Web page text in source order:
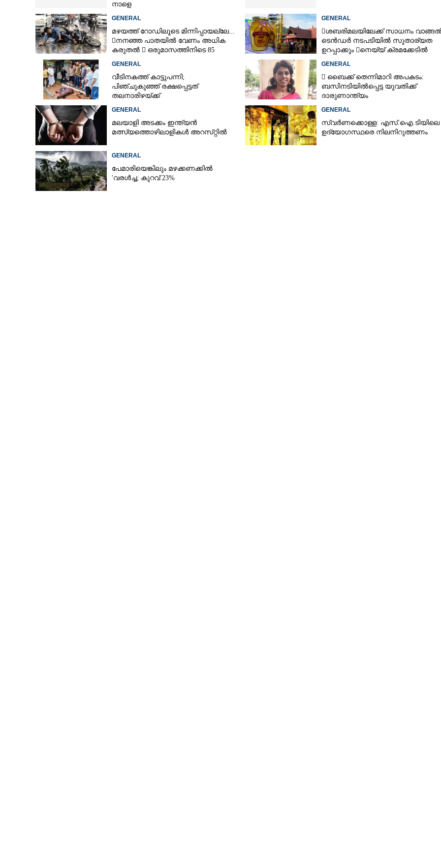
നാളെ
GENERAL
മഴയത്ത് റോഡിലൂടെ മിന്നിപ്പായല്ലേ...
നനഞ്ഞ പാതയിൽ വേണം അധിക
കരുതൽ  ഒരുമാസത്തിനിടെ 85
GENERAL
ശബരിമലയിലേക്ക് സാധനം
ടെൻ‌ഡർ നടപടിയിൽ സുതാര്യത
ഉറപ്പാക്കും നെയ്യ് ക്രമക്കേടിൽ
GENERAL
വീടിനകത്ത് കാട്ടുപന്നി;
പിഞ്ചുകുഞ്ഞ് രക്ഷപ്പെട്ടത്
തലനാരിഴയ്ക്ക്
GENERAL
 ബൈക്ക് തെന്നിമാറി അപകടം:
ബസിനടിയിൽപ്പെട്ട യുവതിക്ക്
ദാരുണാന്ത്യം
GENERAL
മലയാളി അടക്കം ഇന്ത്യൻ
മത്സ്യത്തൊഴിലാളികൾ അറസ്‌റ്റിൽ
GENERAL
സ്വർണക്കൊള്ള: എസ്.ഐ.ടിയിലെ
ഉദ്യോഗസ്ഥരെ നിലനിറുത്തണം
GENERAL
പേമാരിയെങ്കിലും മഴക്കണക്കിൽ
'വരൾച്ച; കുറവ് 23%